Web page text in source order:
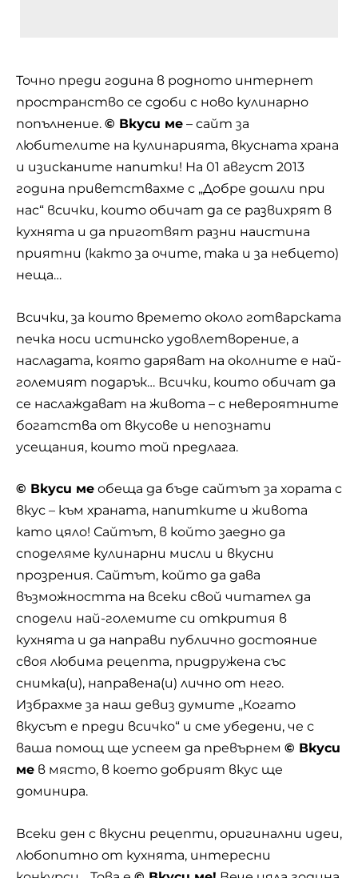
Точно преди година в родното интернет
пространство се сдоби с ново кулинарно
попълнение. © Вкуси ме – сайт за
любителите на кулинарията, вкусната храна
и изисканите напитки! На 01 август 2013
година приветствахме с „Добре дошли при
нас“ всички, които обичат да се развихрят в
кухнята и да приготвят разни наистина
приятни (както за очите, така и за небцето)
неща…
Всички, за които времето около готварската
печка носи истинско удовлетворение, а
насладата, която даряват на околните е най-
големият подарък… Всички, които обичат да
се наслаждават на живота – с невероятните
богатства от вкусове и непознати
усещания, които той предлага.
© Вкуси ме обеща да бъде сайтът за хората с
вкус – към храната, напитките и живота
като цяло! Сайтът, в който заедно да
споделяме кулинарни мисли и вкусни
прозрения. Сайтът, който да дава
възможността на всеки свой читател да
сподели най-големите си открития в
кухнята и да направи публично достояние
своя любима рецепта, придружена със
снимка(и), направена(и) лично от него.
Избрахме за наш девиз думите „Когато
вкусът е преди всичко“ и сме убедени, че с
ваша помощ ще успеем да превърнем © Вкуси
ме в място, в което добрият вкус ще
доминира.
Всеки ден с вкусни рецепти, оригинални идеи,
любопитно от кухнята, интересни